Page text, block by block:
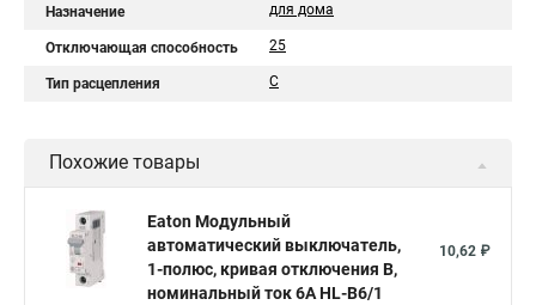
Назначение для дома
Отключающая способность 25
Тип расцепления C
Похожие товары
Eaton Модульный
автоматический выключатель,
1-полюс, кривая отключения B,
номинальный ток 6А HL-B6/1
10,62 ₽